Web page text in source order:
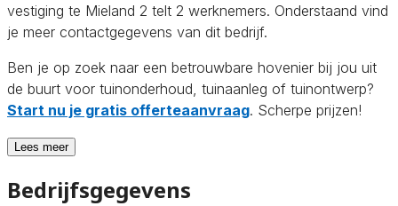
vestiging te Mieland 2 telt 2 werknemers. Onderstaand vind
je meer contactgegevens van dit bedrijf.
Ben je op zoek naar een betrouwbare hovenier bij jou uit
de buurt voor tuinonderhoud, tuinaanleg of tuinontwerp?
Start nu je gratis offerteaanvraag. Scherpe prijzen!
Lees meer
Bedrijfsgegevens